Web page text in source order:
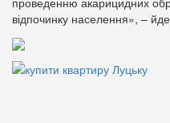
відпочинку населення», –